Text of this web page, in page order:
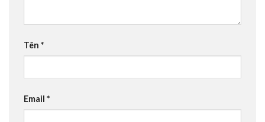
Tên *
Email *